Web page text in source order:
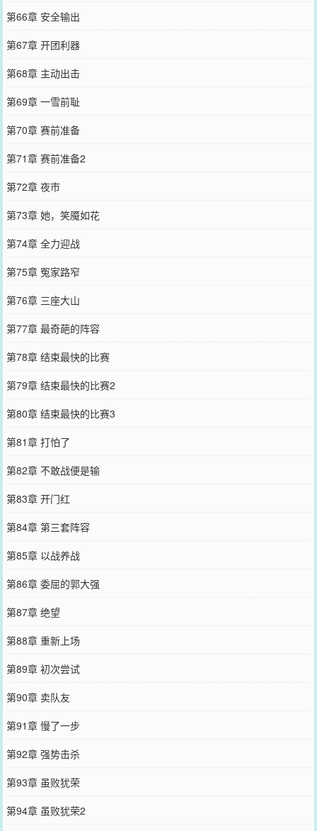
第66章 安全输出
第67章 开团利器
第68章 主动出击
第69章 一雪前耻
第70章 赛前准备
第71章 赛前准备2
第72章 夜市
第73章 她，笑魇如花
第74章 全力迎战
第75章 冤家路窄
第76章 三座大山
第77章 最奇葩的阵容
第78章 结束最快的比赛
第79章 结束最快的比赛2
第80章 结束最快的比赛3
第81章 打怕了
第82章 不敢战便是输
第83章 开门红
第84章 第三套阵容
第85章 以战养战
第86章 委屈的郭大强
第87章 绝望
第88章 重新上场
第89章 初次尝试
第90章 卖队友
第91章 慢了一步
第92章 强势击杀
第93章 虽败犹荣
第94章 虽败犹荣2